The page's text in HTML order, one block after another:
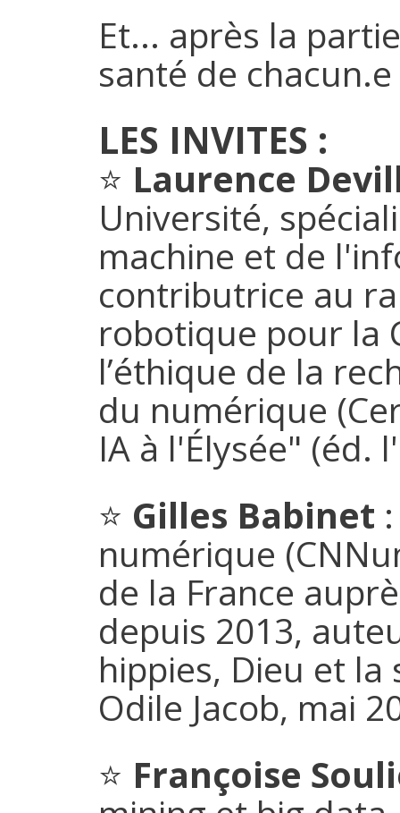
Et... après la
santé de chacun.e
LES INVITES :
⭐ Laurence
Université,
machine et de
contributrice au
robotique pour la
l’éthique de la
du numérique
IA à l'Élysée" (éd.
⭐ Gilles Babinet
numérique
de la France
depuis 2013,
hippies, Dieu et
Odile Jacob, mai
⭐ Françoise